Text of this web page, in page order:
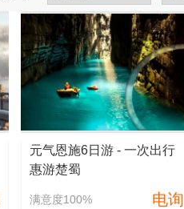
元气恩施6日游 - 一次出行
惠游楚蜀
满意度100% 电询